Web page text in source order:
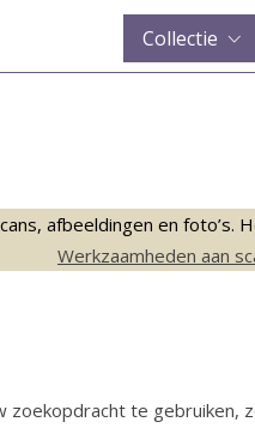
Collectie
afbeeldingen en
Werkzaamheden aan
zoekopdracht te gebruiken,